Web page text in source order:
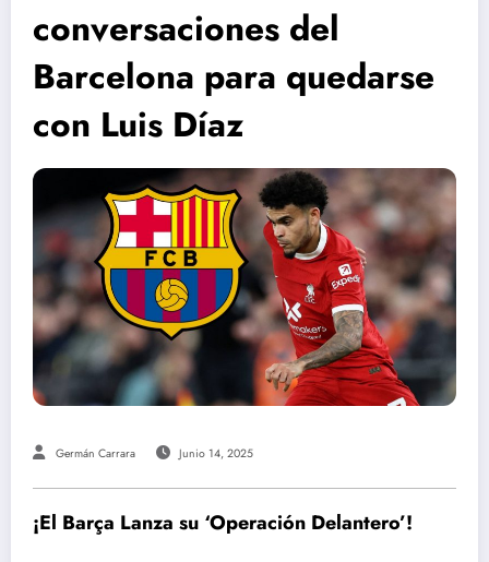
conversaciones del
Barcelona para quedarse
con Luis Díaz
Germán Carrara Junio 14, 2025
¡El Barça Lanza su ‘Operación Delantero’!